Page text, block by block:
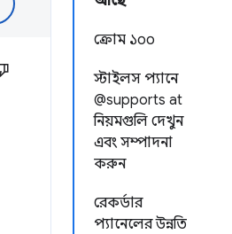
ক্রোম ১০০
স্টাইলস প্যানে
@supports at
নিয়মগুলি দেখুন
এবং সম্পাদনা
করুন
রেকর্ডার
প্যানেলের উন্নতি